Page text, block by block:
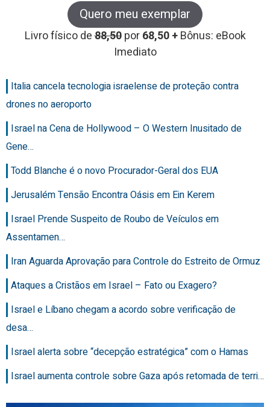
Quero meu exemplar
Livro físico de88,50 por68,50 +Bônus: eBook
Imediato
Italia cancela tecnologia israelense de proteção contra
drones no aeroporto
Israel na Cena de Hollywood – O Western Inusitado de
Gene…
Todd Blanche é o novo Procurador-Geral dos EUA
Jerusalém Tensão Encontra Oásis em Ein Kerem
Israel Prende Suspeito de Roubo de Veículos em
Assentamen…
Iran Aguarda Aprovação para Controle do Estreito de Ormuz
Ataques a Cristãos em Israel – Fato ou Exagero?
Israel e Líbano chegam a acordo sobre verificação de
desa…
Israel alerta sobre “decepção estratégica” com o Hamas
Israel aumenta controle sobre Gaza após retomada de terri…